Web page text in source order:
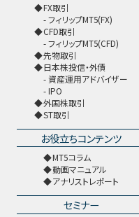
FX取引
フィリップMT5(FX)
CFD取引
フィリップMT5(CFD)
先物取引
日本株投信・外債
資産運用アドバイザー
IPO
外国株取引
ST取引
お役立ちコンテンツ
MT5コラム
動画マニュアル
アナリストレポート
セミナー